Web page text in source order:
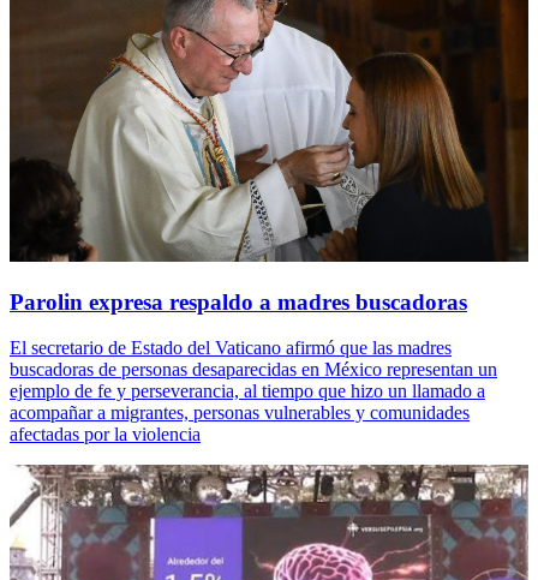
Parolin expresa respaldo a madres buscadoras
El secretario de Estado del Vaticano afirmó que las madres
buscadoras de personas desaparecidas en México representan un
ejemplo de fe y perseverancia, al tiempo que hizo un llamado a
acompañar a migrantes, personas vulnerables y comunidades
afectadas por la violencia